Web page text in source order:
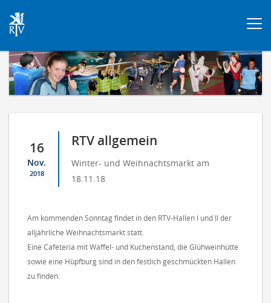
16
Nov.
2018
RTV allgemein
Winter- und Weihnachtsmarkt am
18.11.18
Am kommenden Sonntag findet in den RTV-Hallen I und II der
alljährliche Weihnachtsmarkt statt.
Eine Cafeteria mit Waffel- und Kuchenstand, die Glühweinhütte
sowie eine Hüpfburg sind in den festlich geschmückten Hallen
zu finden.